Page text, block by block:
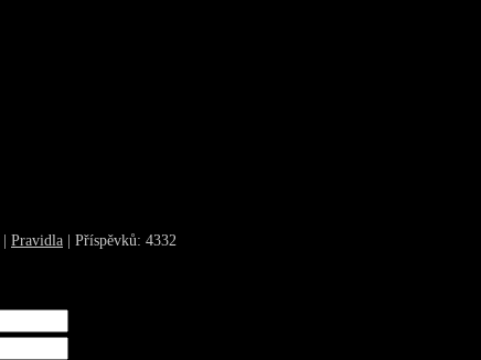
Pravidla | Příspěvků: 4332